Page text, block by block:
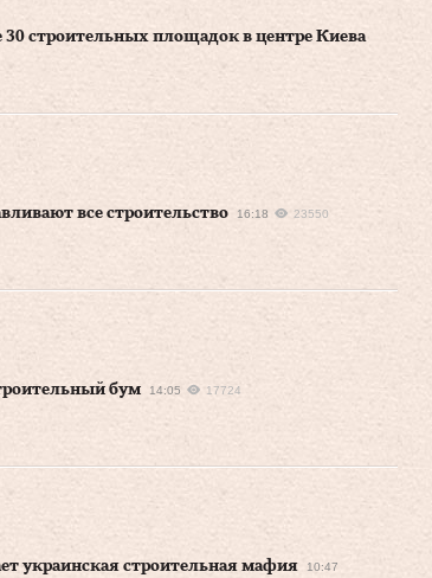
строительных площадок в центре Киева
все строительство
16:18 23550
бум
14:05 17724
украинская строительная мафия
10:47